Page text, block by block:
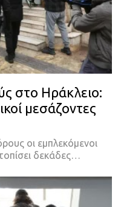
στο Ηράκλειο:
μεσάζοντες
οι εμπλεκόμενοι
δεκάδες…